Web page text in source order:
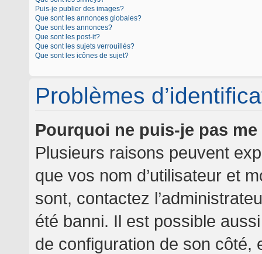
Puis-je publier des images?
Que sont les annonces globales?
Que sont les annonces?
Que sont les post-it?
Que sont les sujets verrouillés?
Que sont les icônes de sujet?
Problèmes
Pourquoi ne puis-je pas
Plusieurs raisons peuvent
que vos nom d’utilisateur et
sont, contactez
été banni. Il est possible
de configuration de son côté,